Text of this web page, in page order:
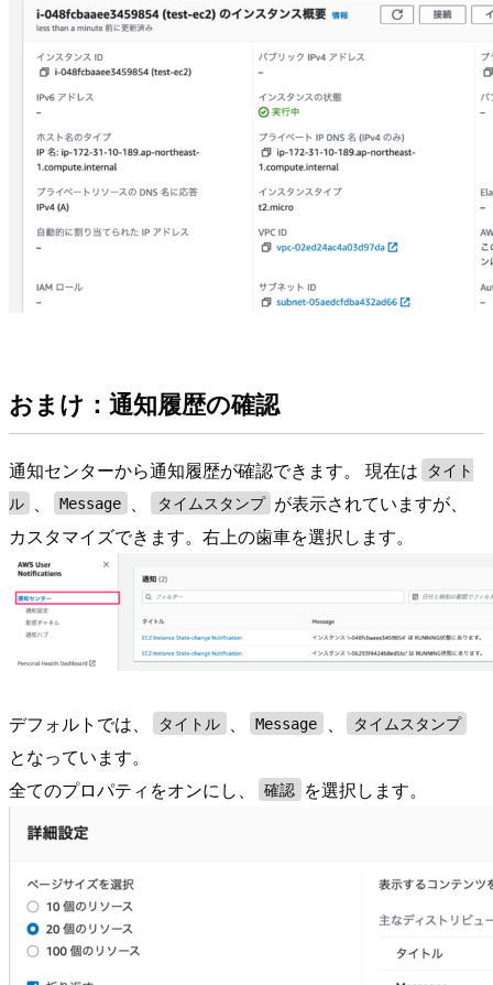
おまけ：通知履歴の確認
通知センターから通知履歴が確認できます。 現在は
タイト
ル
、 Message 、 タイムスタンプ が表示されていますが、
カスタマイズできます。右上の歯車を選択します。
デフォルトでは、 タイトル 、 Message 、 タイムスタンプ
となっています。
全てのプロパティをオンにし、
確認 を選択します。